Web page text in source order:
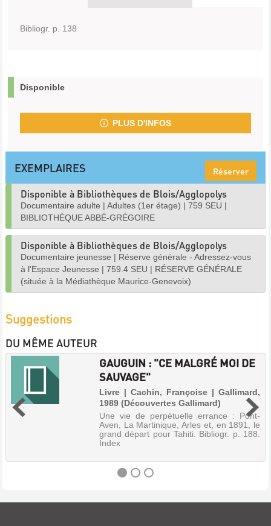
Bibliogr. p. 138
Disponible
PLUS D'INFOS
EXEMPLAIRES Réserver
Disponible à Bibliothèques de Blois/Agglopolys
Documentaire adulte | Adultes (1er étage) | 759 SEU |
BIBLIOTHÈQUE ABBÉ-GRÉGOIRE
Disponible à Bibliothèques de Blois/Agglopolys
Documentaire jeunesse | Réserve générale - Adressez-vous
à l'Espace Jeunesse | 759.4 SEU | RÉSERVE GÉNÉRALE
(située à la Médiathèque Maurice-Genevoix)
Suggestions
DU MÊME AUTEUR
GAUGUIN : "CE MALGRÉ MOI DE
SAUVAGE"
Livre | Cachin, Françoise | Gallimard,
1989 (Découvertes Gallimard)
Une vie de perpétuelle errance : Pont-
Aven, La Martinique, Arles et, en 1891, le
grand départ pour Tahiti. Bibliogr. p. 188.
Index